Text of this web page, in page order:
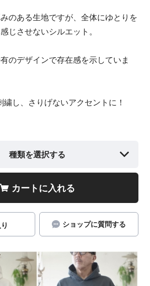
のある生地ですが、全体にゆとりを
じさせないシルエット。
のデザインで存在感を示していま
繍し、さりげないアクセントに！
種類を選択する
カートに入れる
ショップに質問する